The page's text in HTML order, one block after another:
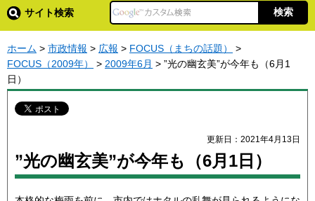
サイト検索
ホーム > 市政情報 > 広報 > FOCUS（まちの話題）
>
FOCUS（2009年）
> 2009年6月 > ”光の幽玄美”が今年も（6月1
日）
更新日：2021年4月13日
”光の幽玄美”が今年も（6月1日）